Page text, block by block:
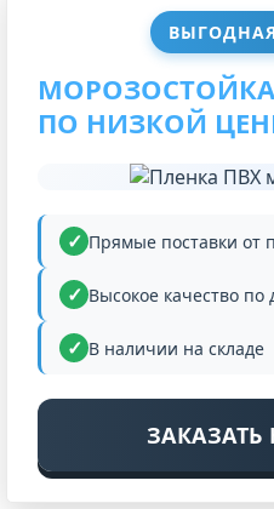
ПО НИЗКОЙ
Прямые поставки от
Высокое качество по
В наличии на складе